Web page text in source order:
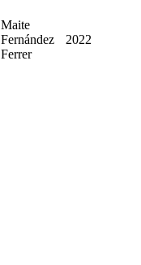
Maite
Fernández
Ferrer
2022